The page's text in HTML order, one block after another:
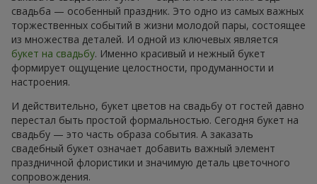
свадьба — особенный праздник. Это одно из самых важных
торжественных событий в жизни молодой пары, состоящее
из множества деталей. И одной из ключевых является
букет на свадьбу. Именно красивый и нежный букет
формирует ощущение целостности, продуманности и
настроения.
И действительно, букет цветов на свадьбу от гостей давно
перестал быть простой формальностью. Сегодня букет на
свадьбу — это часть образа события. А заказать
свадебный букет означает добавить важный элемент
праздничной флористики и значимую деталь цветочного
сопровождения.